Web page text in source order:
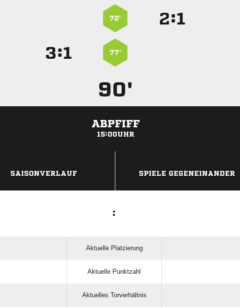
72’ :
: 77’
90'
ABPFIFF
15:00UHR
SAISONVERLAUF SPIELE GEGENEINANDER
:
Aktuelle Platzierung
Aktuelle Punktzahl
Aktuelles Torverhältnis